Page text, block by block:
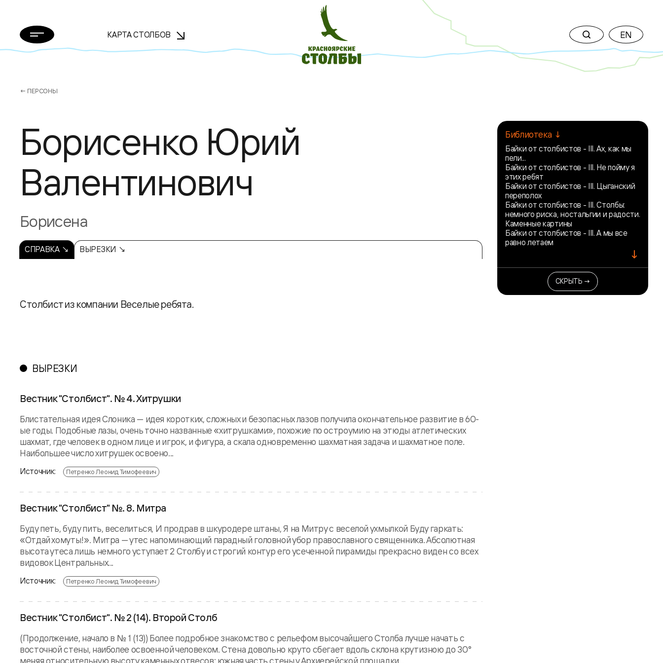
КАРТА СТОЛБОВ EN
← ПЕРСОНЫ
Борисенко Юрий
Валентинович
Борисена
СПРАВКА ↘ ВЫРЕЗКИ ↘
Столбист из компании Веселые ребята.
Библиотека ↓
Байки от столбистов - III. Ах, как мы
пели...
Байки от столбистов - III. Не пойму я
этих ребят
Байки от столбистов - III. Цыганский
переполох
Байки от столбистов - III. Столбы:
немного риска, ностальгии и радости.
Каменные картины
Байки от столбистов - III. А мы все
равно летаем
↓
СКРЫТЬ →
ВЫРЕЗКИ
Вестник "Столбист". № 4. Хитрушки
Блистательная идея Слоника — идея коротких, сложных и безопасных лазов получила окончательное развитие в 60-
ые годы. Подобные лазы, очень точно названные «хитрушками», похожие по остроумию на этюды атлетических
шахмат, где человек в одном лице и игрок, и фигура, а скала одновременно шахматная задача и шахматное поле.
Наибольшее число хитрушек освоено...
Источник: Петренко Леонид Тимофеевич
Вестник "Столбист" №. 8. Митра
Буду петь, буду пить, веселиться, И продрав в шкуродере штаны, Я на Митру с веселой ухмылкой Буду гаркать:
«Отдай хомуты!». Митра — утес напоминающий парадный головной убор православного священника. Абсолютная
высота утеса лишь немного уступает 2 Столбу и строгий контур его усеченной пирамиды прекрасно виден со всех
видовок Центральных...
Источник: Петренко Леонид Тимофеевич
Вестник "Столбист". № 2 (14). Второй Столб
(Продолжение, начало в № 1 (13)) Более подробное знакомство с рельефом высочайшего Столба лучше начать с
восточной стены, наиболее освоенной человеком. Стена довольно круто сбегает вдоль склона крутизною до 30°
меняя относительную высоту каменных отвесов: южная часть стены у Архиерейской площадки...